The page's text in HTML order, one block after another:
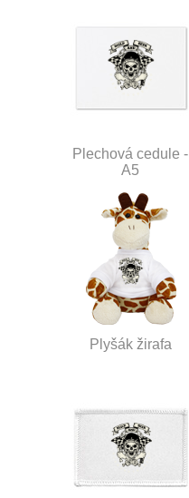
Plechová cedule -
A5
Plyšák žirafa